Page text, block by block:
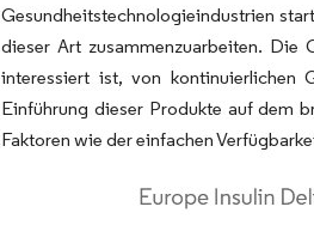
Gesundheitstechnologieindustrien
dieser Art zusammenzuarbeiten. Die
interessiert ist, von kontinuierlichen
Einführung dieser Produkte auf dem
Faktoren wie der einfachen